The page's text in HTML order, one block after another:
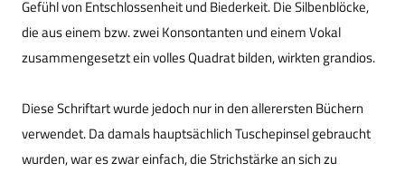
Gefühl von Entschlossenheit und Biederkeit. Die Silbenblöcke,
die aus einem bzw. zwei Konsontanten und einem Vokal
zusammengesetzt ein volles Quadrat bilden, wirkten grandios.
Diese Schriftart wurde jedoch nur in den allerersten Büchern
verwendet. Da damals hauptsächlich Tuschepinsel gebraucht
wurden, war es zwar einfach, die Strichstärke an sich zu